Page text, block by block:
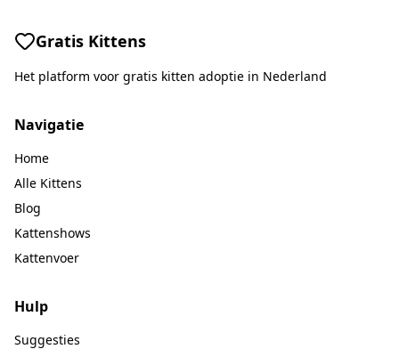
Gratis Kittens
Het platform voor gratis kitten adoptie in Nederland
Navigatie
Home
Alle Kittens
Blog
Kattenshows
Kattenvoer
Hulp
Suggesties